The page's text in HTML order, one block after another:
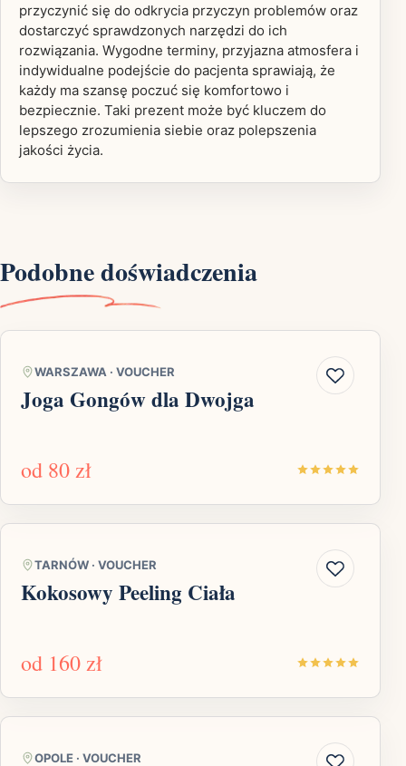
przyczynić się do odkrycia przyczyn problemów oraz
dostarczyć sprawdzonych narzędzi do ich
rozwiązania. Wygodne terminy, przyjazna atmosfera i
indywidualne podejście do pacjenta sprawiają, że
każdy ma szansę poczuć się komfortowo i
bezpiecznie. Taki prezent może być kluczem do
lepszego zrozumienia siebie oraz polepszenia
jakości życia.
Podobne doświadczenia
WARSZAWA · VOUCHER
Joga Gongów dla Dwojga
od 80 zł
TARNÓW · VOUCHER
Kokosowy Peeling Ciała
od 160 zł
OPOLE · VOUCHER